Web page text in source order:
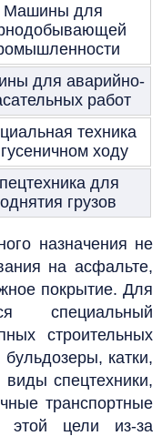
Машины для
для аварийно-
работ
техника
ходу
для
грузов
назначения не
на асфальте,
покрытие. Для
специальный
строительных
катки,
спецтехники,
транспортные
этой цели из-за